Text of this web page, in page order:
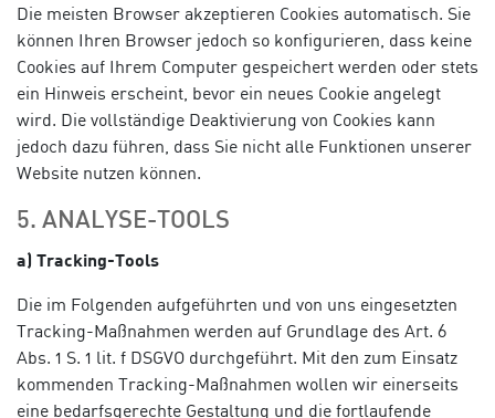
Die meisten Browser akzeptieren Cookies automatisch. Sie
können Ihren Browser jedoch so konfigurieren, dass keine
Cookies auf Ihrem Computer gespeichert werden oder stets
ein Hinweis erscheint, bevor ein neues Cookie angelegt
wird. Die vollständige Deaktivierung von Cookies kann
jedoch dazu führen, dass Sie nicht alle Funktionen unserer
Website nutzen können.
5. ANALYSE-TOOLS
a) Tracking-Tools
Die im Folgenden aufgeführten und von uns eingesetzten
Tracking-Maßnahmen werden auf Grundlage des Art. 6
Abs. 1 S. 1 lit. f DSGVO durchgeführt. Mit den zum Einsatz
kommenden Tracking-Maßnahmen wollen wir einerseits
eine bedarfsgerechte Gestaltung und die fortlaufende